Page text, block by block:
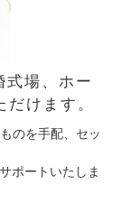
場、 ホー
けます。
のを手配、セッ
ポートいたしま